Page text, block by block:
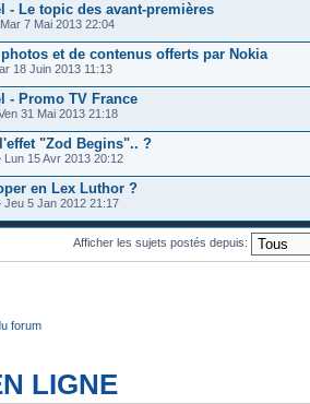
- Le topic des avant-premières
7 Mai 2013 22:04
et de contenus offerts par Nokia
18 Juin 2013 11:13
- Promo TV France
31 Mai 2013 21:18
"Zod Begins".. ?
Lun 15 Avr 2013 20:12
en Lex Luthor ?
Jeu 5 Jan 2012 21:17
Afficher les sujets postés depuis:
forum
LIGNE